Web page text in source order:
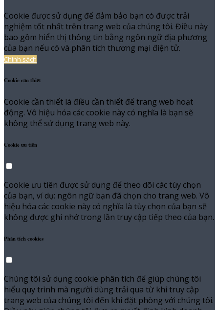
Cookie được sử dụng để đảm bảo bạn có được trải
nghiệm tốt nhất trên trang web của chúng tôi. Điều này
bao gồm hiển thị thông tin bằng ngôn ngữ địa phương
của bạn nếu có và phân tích thương mại điện tử.
Chính sách
Cookie cần thiết
Cookie cần thiết là điều cần thiết để trang web hoạt
động. Vô hiệu hóa các cookie này có nghĩa là bạn sẽ
không thể sử dụng trang web này.
Cookie ưu tiên
Cookie ưu tiên được sử dụng để theo dõi các tùy chọn
của bạn, ví dụ: ngôn ngữ bạn đã chọn cho trang web. Vô
hiệu hóa các cookie này có nghĩa là tùy chọn của bạn sẽ
không được ghi nhớ trong lần truy cập tiếp theo của bạn.
Phân tích cookies
Chúng tôi sử dụng cookie phân tích để giúp chúng tôi
hiểu quy trình mà người dùng trải qua từ khi truy cập
trang web của chúng tôi đến khi đặt phòng với chúng tôi.